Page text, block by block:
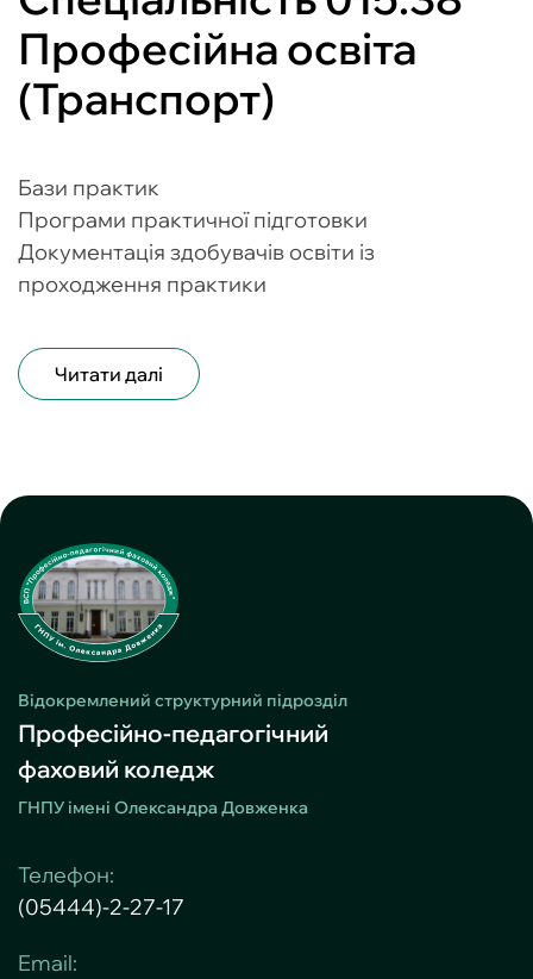
Професійна освіта
(Транспорт)
Бази практик
Програми практичної підготовки
Документація здобувачів освіти із
проходження практики
Читати далі
Відокремлений структурний підрозділ
Професійно-педагогічний
фаховий коледж
ГНПУ імені Олександра Довженка
Телефон:
(05444)-2-27-17
Email: